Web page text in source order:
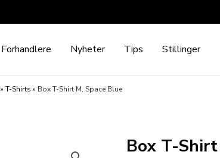
Forhandlere Nyheter Tips Stillinger
» T-Shirts » Box T-Shirt M, Space Blue
Box T-